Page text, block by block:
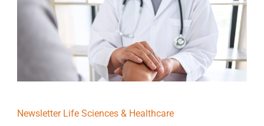
Newsletter Life Sciences & Healthcare